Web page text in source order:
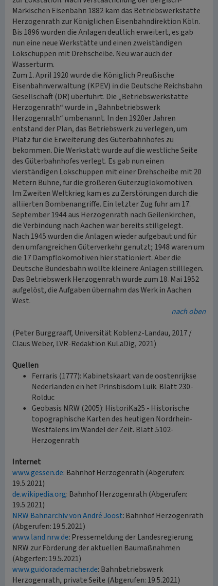
Märkischen Eisenbahn 1882 kam das Betriebswerkstätte
Herzogenrath zur Königlichen Eisenbahndirektion Köln.
Bis 1896 wurden die Anlagen deutlich erweitert, es gab
nun eine neue Werkstätte und einen zweiständigen
Lokschuppen mit Drehscheibe. Neu war auch der
Wasserturm.
Zum 1. April 1920 wurde die Königlich Preußische
Eisenbahnverwaltung (KPEV) in die Deutsche Reichsbahn
Gesellschaft (DR) überführt. Die „Betriebswerkstätte
Herzogenrath“ wurde in „Bahnbetriebswerk
Herzogenrath“ umbenannt. In den 1920er Jahren
entstand der Plan, das Betriebswerk zu verlegen, um
Platz für die Erweiterung des Güterbahnhofes zu
bekommen. Die Werkstatt wurde auf die westliche Seite
des Güterbahnhofes verlegt. Es gab nun einen
vierständigen Lokschuppen mit einer Drehscheibe mit 20
Metern Bühne, für die größeren Güterzuglokomotiven.
Im Zweiten Weltkrieg kam es zu Zerstörungen durch die
alliierten Bombenangriffe. Ein letzter Zug fuhr am 17.
September 1944 aus Herzogenrath nach Geilenkirchen,
die Verbindung nach Aachen war bereits stillgelegt.
Nach 1945 wurden die Anlagen wieder aufgebaut und für
den umfangreichen Güterverkehr genutzt; 1948 waren um
die 17 Dampflokomotiven hier stationiert. Aber die
Deutsche Bundesbahn wollte kleinere Anlagen stilllegen.
Das Betriebswerk Herzogenrath wurde zum 18. Mai 1952
aufgelöst, die Aufgaben übernahm das Werk in Aachen
West.
nach oben
(Peter Burggraaff, Universität Koblenz-Landau, 2017 /
Claus Weber, LVR-Redaktion KuLaDig, 2021)
Quellen
Ferraris (1777): Kabinetskaart van de oostenrijkse
Nederlanden en het Prinsbisdom Luik. Blatt 230-
Rolduc
Geobasis NRW (2005): HistoriKa25 - Historische
topographische Karten des heutigen Nordrhein-
Westfalens im Wandel der Zeit. Blatt 5102-
Herzogenrath
Internet
www.gessen.de: Bahnhof Herzogenrath (Abgerufen:
19.5.2021)
de.wikipedia.org: Bahnhof Herzogenrath (Abgerufen:
19.5.2021)
NRW Bahnarchiv von André Joost: Bahnhof Herzogenrath
(Abgerufen: 19.5.2021)
www.land.nrw.de: Pressemeldung der Landesregierung
NRW zur Förderung der aktuellen Baumaßnahmen
(Abgerfen: 19.5.2021)
www.guidorademacher.de: Bahnbetriebswerk
Herzogenrath, private Seite (Abgerufen: 19.5.2021)